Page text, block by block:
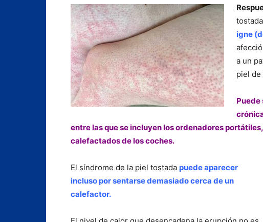
igne
a un
piel
Puede
entre las que se incluyen los ordenadores
calefactados de los coches.
El síndrome de la piel tostada puede aparecer
incluso por sentarse demasiado cerca de un
calefactor.